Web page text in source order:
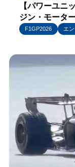
【パワーユニ
ジン・モータ
F1GP2026 エ